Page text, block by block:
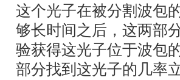
这个光子在被分割波包
够长时间之后，这两部
验获得这光子位于波包
部分找到这光子的几率